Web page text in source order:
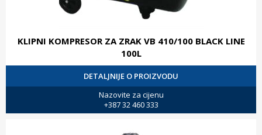
KLIPNI KOMPRESOR ZA ZRAK VB 410/100 BLACK LINE
100L
DETALJNIJE O PROIZVODU
Nazovite za cijenu
+387 32 460 333